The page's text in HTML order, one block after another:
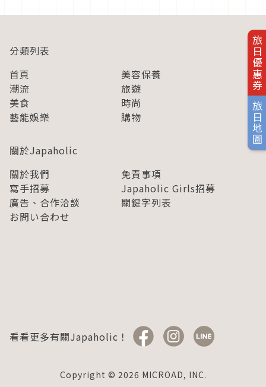
旅日優惠券
旅日地圖
分類列表
首頁
美容保養
潮流
旅遊
美食
時尚
藝能娛樂
購物
關於Japaholic
關於我們
免責事項
寫手招募
Japaholic Girls招募
廣告、合作洽談
關鍵字列表
お問い合わせ
看看更多有關Japaholic！
Copyright © 2026 MICROAD, INC.